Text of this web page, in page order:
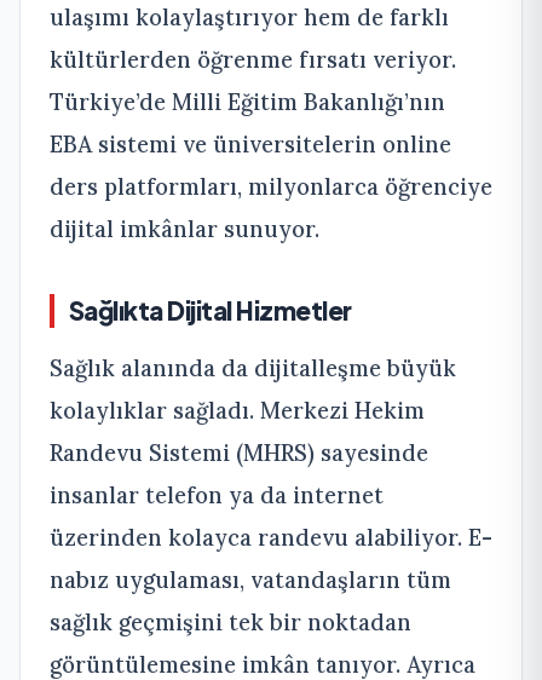
ulaşımı kolaylaştırıyor hem de farklı
kültürlerden öğrenme fırsatı veriyor.
Türkiye’de Milli Eğitim Bakanlığı’nın
EBA sistemi ve üniversitelerin online
ders platformları, milyonlarca öğrenciye
dijital imkânlar sunuyor.
Sağlıkta Dijital Hizmetler
Sağlık alanında da dijitalleşme büyük
kolaylıklar sağladı. Merkezi Hekim
Randevu Sistemi (MHRS) sayesinde
insanlar telefon ya da internet
üzerinden kolayca randevu alabiliyor. E-
nabız uygulaması, vatandaşların tüm
sağlık geçmişini tek bir noktadan
görüntülemesine imkân tanıyor. Ayrıca